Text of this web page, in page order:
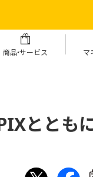
商品・サービス マ
ととも